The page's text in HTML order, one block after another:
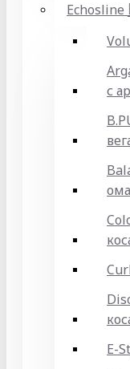
Echosline
с
E-